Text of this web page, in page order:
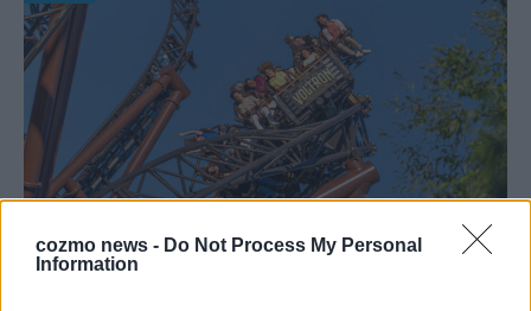
cozmo news - Do Not Process My Personal
Information
Europa-Park Sommersaison 2026: Monaco, Sallys